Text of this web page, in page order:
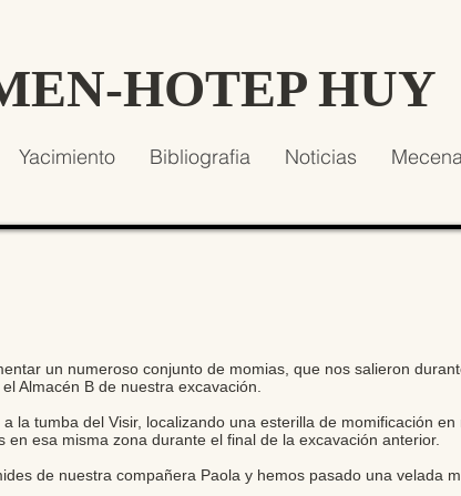
HOTEP HUY
Yacimiento Bibliografia Noticias
un numeroso conjunto de momias, que nos salieron
Almacén B de nuestra excavación.
la tumba del Visir, localizando una esterilla de momificación
esa misma zona durante el final de la excavación anterior.
de nuestra compañera Paola y hemos pasado una velada